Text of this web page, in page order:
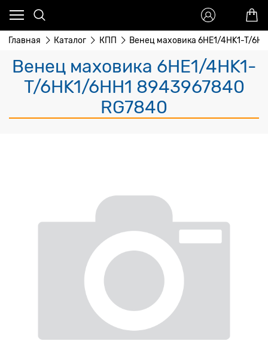
Главная Каталог КПП Венец маховика 6HE1/4HK1-T/
Венец маховика 6HE1/4HK1-
T/6HK1/6HH1 8943967840
RG7840